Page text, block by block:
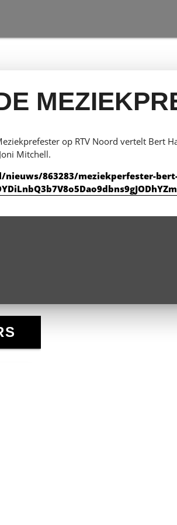
op RTV Noord vertelt Bert
Mitchell.
863283/meziekperfester-